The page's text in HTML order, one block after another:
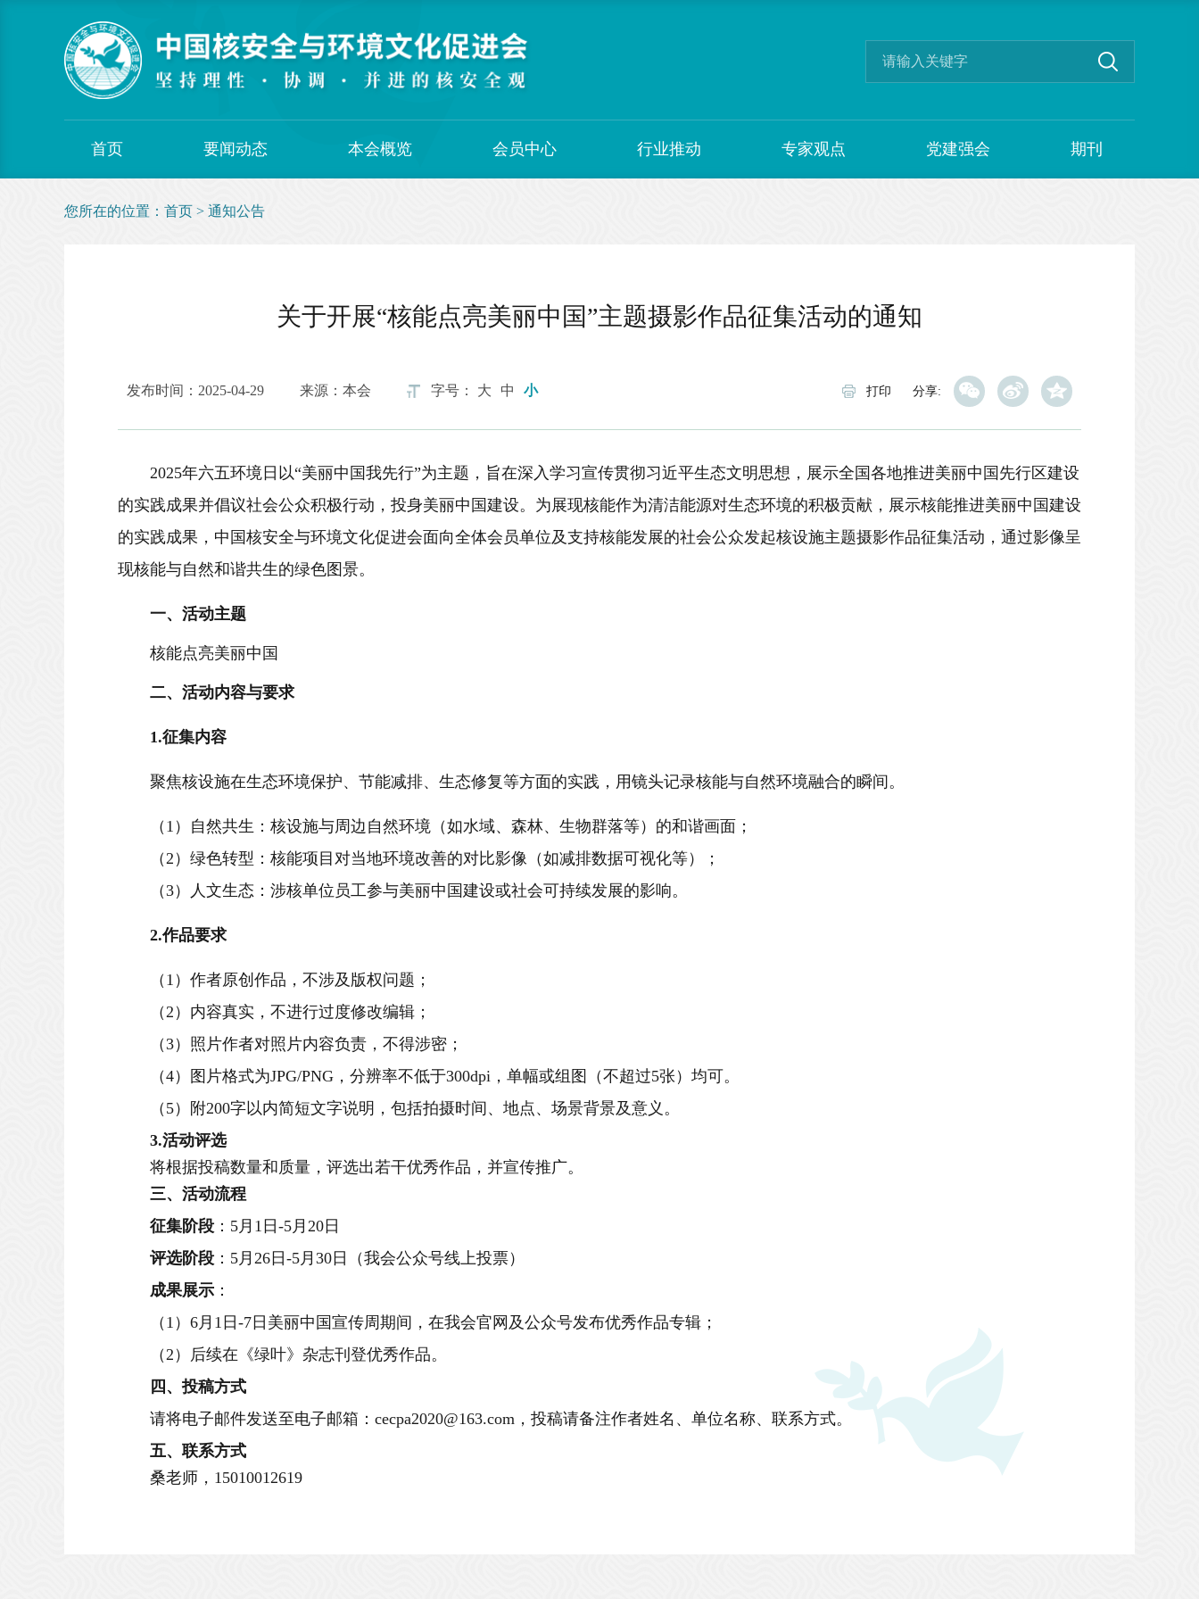
首页 要闻动态 本会概览 会员中心 行业推动 专家观点 党建强会 期刊
您所在的位置： 首页 > 通知公告
关于开展“核能点亮美丽中国”主题摄影作品征集活动的通知
发布时间：2025-04-29 来源：本会 字号： 大 中 小 打印 分享:
2025年六五环境日以“美丽中国我先行”为主题，旨在深入学习宣传贯彻习近平生态文明思想，展示全国各地推进美丽中国先行区建设
的实践成果并倡议社会公众积极行动，投身美丽中国建设。为展现核能作为清洁能源对生态环境的积极贡献，展示核能推进美丽中国建设
的实践成果， 中国核安全与环境文化促进会面向全体会员单位及支持核能发展的社会公众发起核设施主题摄影作品征集活动，通过影像呈
现核能与自然和谐共生的绿色图景。
一、活动主题
核能点亮美丽中国
二、活动内容与要求
1.征集内容
聚焦核设施在生态环境保护、节能减排、生态修复等方面的实践，用镜头记录核能与自然环境融合的瞬间。
（ 1 ） 自然共生 ：核设施与周边自然环境（如水域、森林、生物群落等）的和谐画面 ；
（2 ） 绿色转型 ：核能项目对当地环境改善的对比影像（如减排数据可视化等）
；
（3） 人文生态 ： 涉核单位 员工参与美丽中国建设或社会可持续发展的影响。
2.作品要求
（ 1 ） 作者原创作品，不涉及版权问题；
（2）内容真实，不进行过度修改编辑；
（3）照片作者对照片内容负责，不得涉密；
（4） 图片格式为JPG/PNG，分辨率不低于300dpi，单幅或组图（不超过5张）均可。
（ 5） 附200字以内简短文字说明，包括拍摄时间、地点、场景背景及意义。
3.活动评选
将根据投稿数量和质量，评选出若干优秀作品，并宣传推广。
三、活动流程
征集阶段 ： 5月 1日-5月 20日
评选阶段 ： 5月 26 日 -5月 30 日（我会公众号线上投票）
成果展示 ：
（ 1 ） 6月1日 -7日美丽中国宣传周 期间，在我会官网及公众号发布优秀作品专辑 ；
（2 ） 后续在《绿叶》杂志刊登优秀作品。
四、投稿方式
请将电子邮件发送至电子邮箱： cecpa2020@163.com，投稿请备注作者姓名、单位名称、联系方式。
五、 联系方式
桑老师， 15010012619